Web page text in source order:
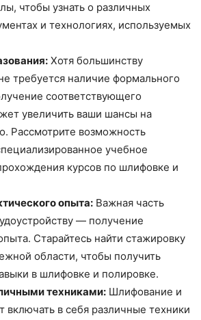
чтобы узнать о различных
и технологиях, используемых
Хотя большинству
требуется наличие формального
соответствующего
увеличить ваши шансы на
Рассмотрите возможность
учебное
курсов по шлифовке и
опыта: Важная часть
— получение
Старайтесь найти стажировку
области, чтобы получить
в шлифовке и полировке.
техниками: Шлифование и
включать в себя различные техники